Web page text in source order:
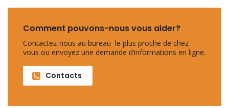
Comment pouvons-nous vous aider?
Contactez-nous au bureau le plus proche de chez
vous ou envoyez une demande d’informations en ligne.
Contacts